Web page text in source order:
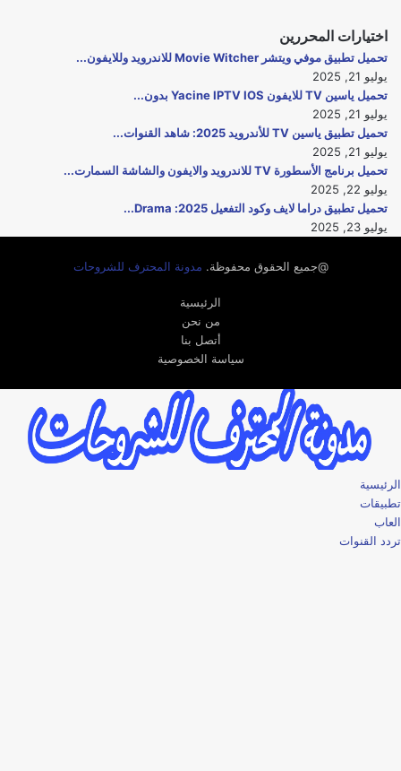
اختيارات المحررين
تحميل تطبيق موفي ويتشر Movie Witcher للاندرويد وللايفون...
يوليو 21, 2025
تحميل ياسين TV للايفون Yacine IPTV IOS بدون...
يوليو 21, 2025
تحميل تطبيق ياسين TV للأندرويد 2025: شاهد القنوات...
يوليو 21, 2025
تحميل برنامج الأسطورة TV للاندرويد والايفون والشاشة السمارت...
يوليو 22, 2025
تحميل تطبيق دراما لايف وكود التفعيل 2025: Drama...
يوليو 23, 2025
@جميع الحقوق محفوظة. مدونة المحترف للشروحات
الرئيسية
من نحن
أتصل بنا
سياسة الخصوصية
الرئيسية
تطبيقات
العاب
تردد القنوات